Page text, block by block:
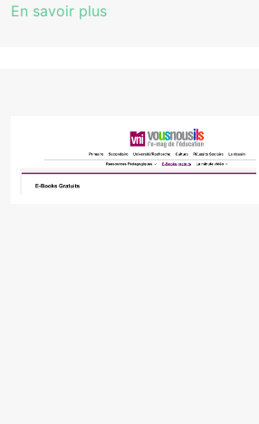
En savoir plus